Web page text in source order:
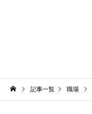
記事一覧 職場